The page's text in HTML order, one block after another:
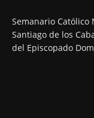
Semanario
Santiago de los
del Episcopado